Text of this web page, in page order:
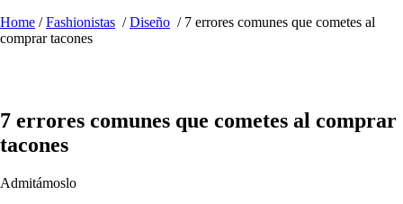
Home /Fashionistas /Diseño / 7 errores comunes que cometes al
comprar tacones
7 errores comunes que cometes al comprar
tacones
Admitámoslo